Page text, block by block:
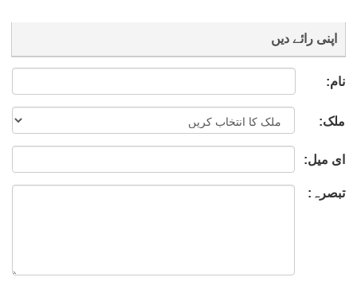
اپنی رائے دیں
نام:
ملک:
ای میل:
تبصرہ: